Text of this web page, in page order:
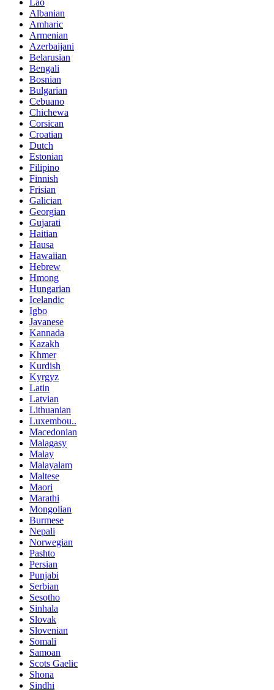
Lao
Albanian
Amharic
Armenian
Azerbaijani
Belarusian
Bengali
Bosnian
Bulgarian
Cebuano
Chichewa
Corsican
Croatian
Dutch
Estonian
Filipino
Finnish
Frisian
Galician
Georgian
Gujarati
Haitian
Hausa
Hawaiian
Hebrew
Hmong
Hungarian
Icelandic
Igbo
Javanese
Kannada
Kazakh
Khmer
Kurdish
Kyrgyz
Latin
Latvian
Lithuanian
Luxembou..
Macedonian
Malagasy
Malay
Malayalam
Maltese
Maori
Marathi
Mongolian
Burmese
Nepali
Norwegian
Pashto
Persian
Punjabi
Serbian
Sesotho
Sinhala
Slovak
Slovenian
Somali
Samoan
Scots Gaelic
Shona
Sindhi